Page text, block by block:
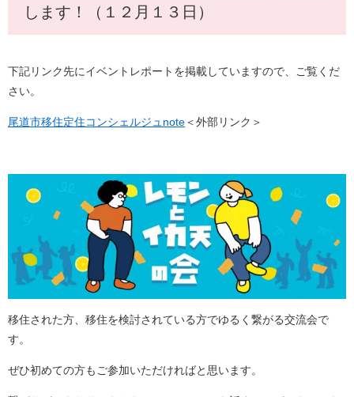
します！（１２月１３日）
下記リンク先にイベントレポートを掲載していますので、ご覧くだ
さい。
尾道市移住定住コンシェルジュnote＜外部リンク＞
移住された方、移住を検討されている方でゆるく繋がる交流会で
す。
ぜひ初めての方もご参加いただければと思います。